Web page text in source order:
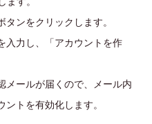
ンをクリックします。
入力し、「アカウントを作
メールが届くので、メール内
トを有効化します。